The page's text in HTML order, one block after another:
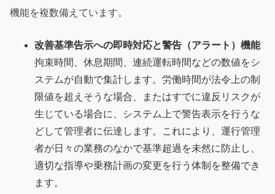
機能を複数備えています。
改善基準告示への即時対応と警告（アラート）機能
拘束時間、休息期間、連続運転時間などの数値をシ
ステムが自動で集計します。労働時間が法令上の制
限値を超えそうな場合、またはすでに違反リスクが
生じている場合に、システム上で警告表示を行うな
どして管理者に伝達します。これにより、運行管理
者が日々の業務のなかで基準超過を未然に防止し、
適切な指導や乗務計画の変更を行う体制を整備でき
ます。